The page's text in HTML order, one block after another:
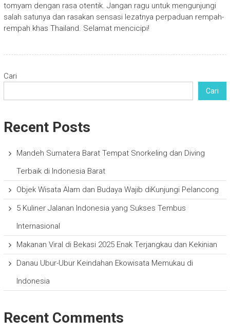
tomyam dengan rasa otentik. Jangan ragu untuk mengunjungi
salah satunya dan rasakan sensasi lezatnya perpaduan rempah-
rempah khas Thailand. Selamat mencicipi!
Cari
Cari
Recent Posts
Mandeh Sumatera Barat Tempat Snorkeling dan Diving
Terbaik di Indonesia Barat
Objek Wisata Alam dan Budaya Wajib diKunjungi Pelancong
5 Kuliner Jalanan Indonesia yang Sukses Tembus
Internasional
Makanan Viral di Bekasi 2025 Enak Terjangkau dan Kekinian
Danau Ubur-Ubur Keindahan Ekowisata Memukau di
Indonesia
Recent Comments